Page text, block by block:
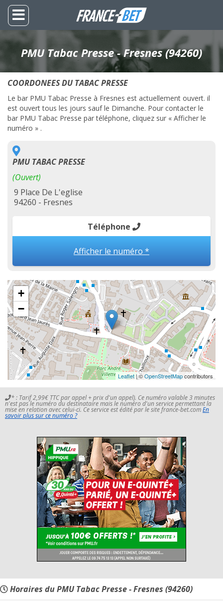
PMU Tabac Presse - Fresnes (94260)
COORDONEES DU TABAC PRESSE
Le bar PMU Tabac Presse à Fresnes est actuellement ouvert. il
est ouvert tous les jours sauf le Dimanche. Pour contacter le
bar PMU Tabac Presse par téléphone, cliquez sur « Afficher le
numéro » .
PMU TABAC PRESSE
(Ouvert)
9 Place De L'eglise
94260 - Fresnes
Téléphone
Afficher le numéro *
+
−
Leaflet| ©OpenStreetMapcontributors
* : Tarif 2,99€ TTC par appel + prix d'un appel). Ce numéro valable 3 minutes
n'est pas le numéro du destinataire mais le numéro d'un service permettant la
mise en relation avec celui-ci. Ce service est édité par le site france-bet.comEn
savoir plus sur ce numéro ?
Horaires du PMU Tabac Presse - Fresnes (94260)